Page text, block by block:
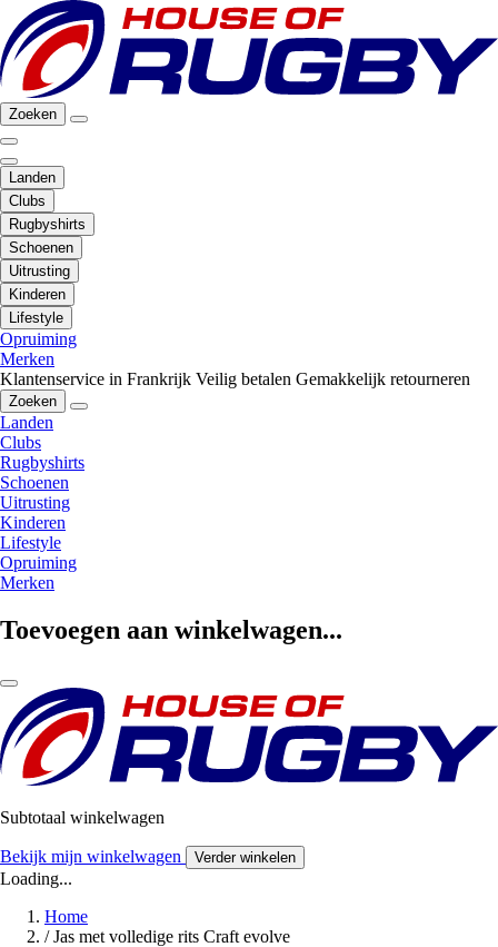
Zoeken
Landen
Clubs
Rugbyshirts
Schoenen
Uitrusting
Kinderen
Lifestyle
Opruiming
Merken
Klantenservice in Frankrijk Veilig betalen Gemakkelijk retourneren
Zoeken
Landen
Clubs
Rugbyshirts
Schoenen
Uitrusting
Kinderen
Lifestyle
Opruiming
Merken
Toevoegen aan winkelwagen...
Subtotaal winkelwagen
Bekijk mijn winkelwagen Verder winkelen
Loading...
Home
/ Jas met volledige rits Craft evolve